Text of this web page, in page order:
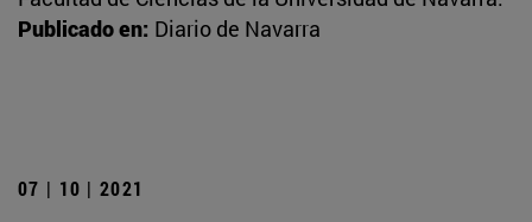
Publicado en: Diario de Navarra
07 | 10 | 2021